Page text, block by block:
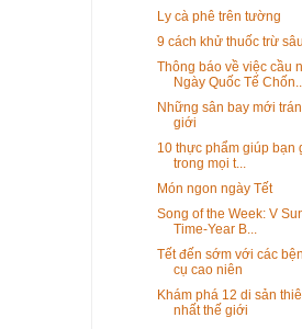
Ly cà phê trên tường
9 cách khử thuốc trừ
Thông báo về việc cầu
Ngày Quốc Tế Chốn...
Những sân bay mới
giới
10 thực phẩm giúp bạn
trong mọi t...
Món ngon ngày Tết
Song of the Week: V
Time-Year B...
Tết đến sớm với các
cụ cao niên
Khám phá 12 di sản
nhất thế giới